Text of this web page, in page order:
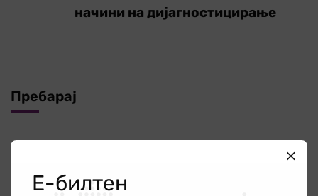
начини на дијагностицирање
Пребарај
Е-билтен